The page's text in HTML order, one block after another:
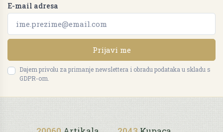
E-mail adresa
Prijavi me
Dajem privolu za primanje newslettera i obradu podataka u skladu s
GDPR-om.